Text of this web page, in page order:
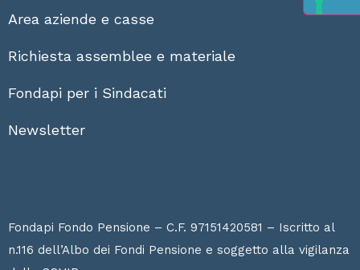
Area aziende e casse
Richiesta assemblee e materiale
Fondapi per i Sindacati
Newsletter
Fondapi Fondo Pensione – C.F. 97151420581 – Iscritto al
n.116 dell’Albo dei Fondi Pensione e soggetto alla vigilanza